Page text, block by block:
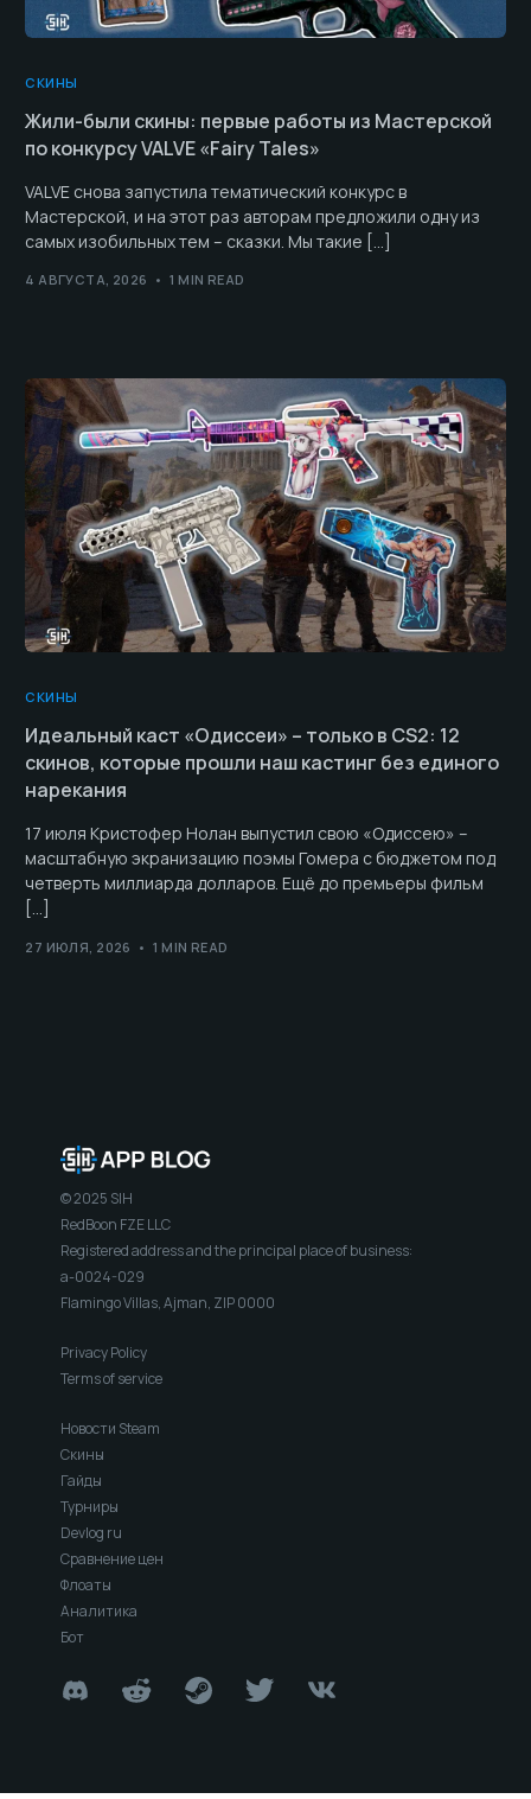
СКИНЫ
Жили-были скины: первые работы из Мастерской
по конкурсу VALVE «Fairy Tales»
VALVE снова запустила тематический конкурс в
Мастерской, и на этот раз авторам предложили одну из
самых изобильных тем – сказки. Мы такие […]
4 АВГУСТА, 2026 1 MIN READ
СКИНЫ
Идеальный каст «Одиссеи» – только в CS2: 12
скинов, которые прошли наш кастинг без единого
нарекания
17 июля Кристофер Нолан выпустил свою «Одиссею» –
масштабную экранизацию поэмы Гомера с бюджетом под
четверть миллиарда долларов. Ещё до премьеры фильм
[…]
27 ИЮЛЯ, 2026 1 MIN READ
© 2025 SIH
RedBoon FZE LLC
Registered address and the principal place of business:
a-0024-029
Flamingo Villas, Ajman, ZIP 0000
Privacy Policy
Terms of service
Новости Steam
Скины
Гайды
Турниры
Devlog ru
Сравнение цен
Флоаты
Аналитика
Бот